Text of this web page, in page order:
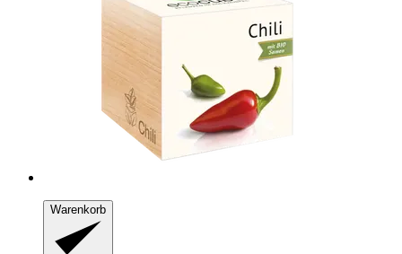
Warenkorb